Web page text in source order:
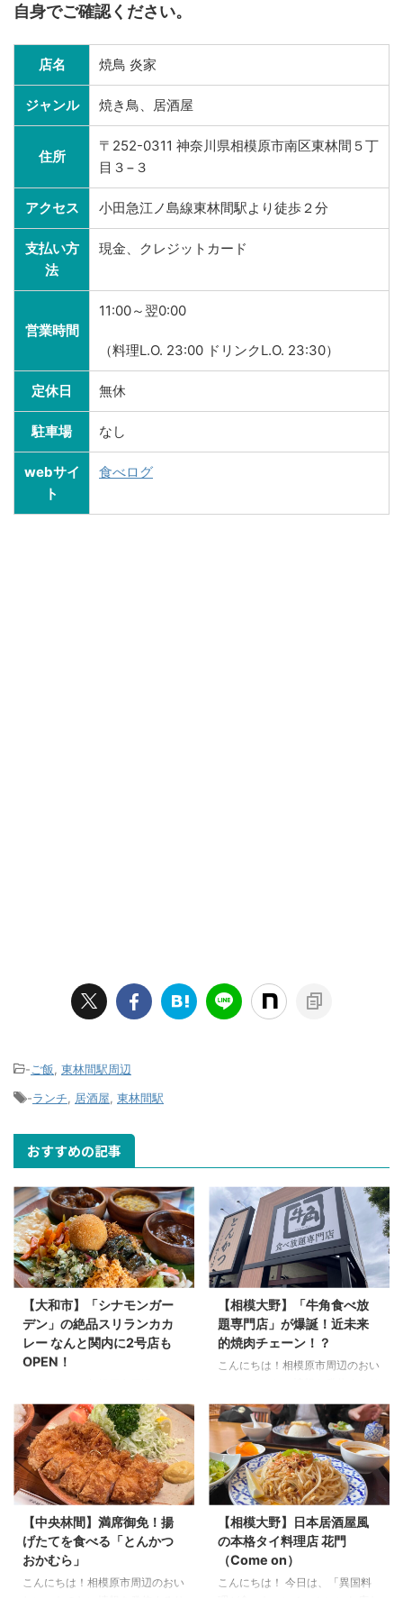
自身でご確認ください。
店名 焼鳥 炎家
ジャンル 焼き鳥、居酒屋
住所
〒252-0311 神奈川県相模原市南区東林間５丁
目３−３
アクセス 小田急江ノ島線東林間駅より徒歩２分
支払い方
法
現金、クレジットカード
営業時間
11:00～翌0:00
（料理L.O. 23:00 ドリンクL.O. 23:30）
定休日 無休
駐車場 なし
webサイ
ト
食べログ
-ご飯, 東林間駅周辺
-ランチ, 居酒屋, 東林間駅
おすすめの記事
【大和市】「シナモンガー
デン」の絶品スリランカカ
レー なんと関内に2号店も
OPEN！
しい・たのしい情報を発信するサ
ガミハランドです♪ 今回は本格ス
リランカカレーのお店シナモンガ
ーデンの紹介です！ インスタで
投稿を見て、スリランカカレーっ
てなんぞ！？ どうやって食べる
議だったので、その辺も情報UP
していきますよ〜！ シナモンガ
ーデンについて シナモンガーデ
ンってどんなところ？どこにある
【相模大野】「牛角食べ放
題専門店」が爆誕！近未来
的焼肉チェーン！？
こんにちは！相模原市周辺のおい
ガミハランドです♪ バタバタとし
ていてお久しぶりの投稿になって
しまいました。 今回は、皆さん
馴染みのあるお店の紹介です！
馴染みがあるのになぜ紹介するの
か・・・？ あのチェーン店がこ
んなに進化しているの？！と少し
驚いた出来事がありまして。 な
ので良かったらぜひ読んでくださ
い！ 「牛角食べ放題専門店」に
ついて 「牛角食べ放題専門店」
【中央林間】満席御免！揚
げたてを食べる「とんかつ
おかむら」
こんにちは！相模原市周辺のおい
【相模大野】日本居酒屋風
の本格タイ料理店 花門
（Come on）
こんにちは！ 今日は、「異国料